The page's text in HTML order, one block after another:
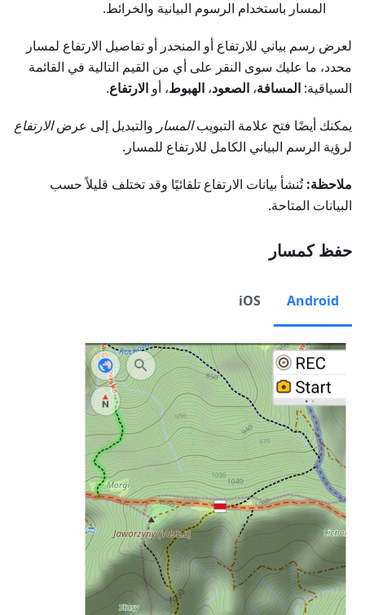
المسار باستخدام الرسوم البيانية والخرائط.
لعرض رسم بياني للارتفاع أو المنحدر أو تفاصيل الارتفاع لمسار
محدد، ما عليك سوى النقر على أي من القيم التالية في القائمة
السياقية: المسافة، الصعود، الهبوط، أو الارتفاع.
يمكنك أيضًا فتح علامة التبويبالمسار والتبديل إلى عرضالارتفاع
لرؤية الرسم البياني الكامل للارتفاع للمسار.
ملاحظة:تُنشأ بيانات الارتفاع تلقائيًا وقد تختلف قليلاً حسب
البيانات المتاحة.
حفظ كمسار
Android
iOS